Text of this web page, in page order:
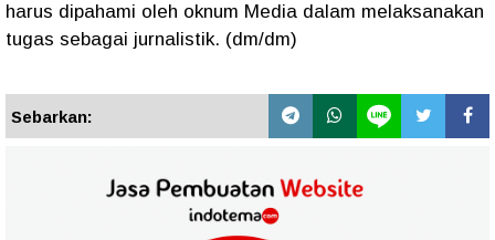
harus dipahami oleh oknum Media dalam melaksanakan
tugas sebagai jurnalistik. (dm/dm)
Sebarkan: